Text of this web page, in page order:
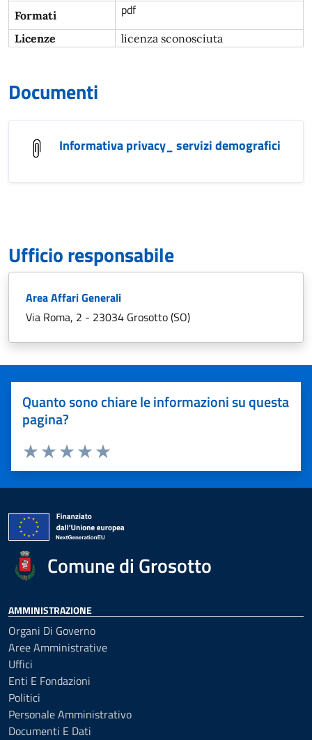
Formati
pdf
Licenze licenza sconosciuta
Documenti
Informativa privacy_ servizi demografici
Ufficio responsabile
Area Affari Generali
Via Roma, 2 - 23034 Grosotto (SO)
Quanto sono chiare le informazioni su questa
pagina?
Valuta 5 stelle su 5
Valuta 4 stelle su 5
Valuta 3 stelle su 5
Valuta 2 stelle su 5
Valuta 1 stelle su 5
Comune di Grosotto
AMMINISTRAZIONE
Organi Di Governo
Aree Amministrative
Uffici
Enti E Fondazioni
Politici
Personale Amministrativo
Documenti E Dati